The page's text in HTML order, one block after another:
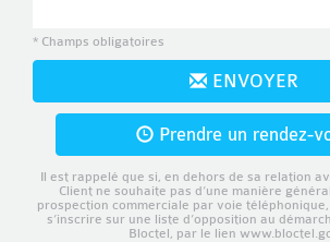
* Champs obligatoires
ENVOYER
Prendre un rendez-
Il est rappelé que si, en dehors de sa relation
Client ne souhaite pas d’une manière
prospection commerciale par voie
s’inscrire sur une liste d’opposition au
Bloctel, par le lien